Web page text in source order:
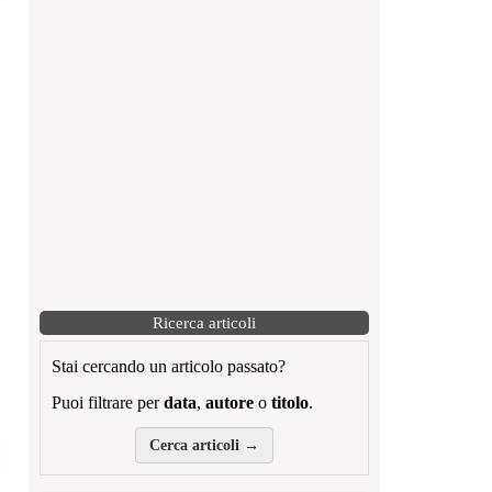
Ricerca articoli
Stai cercando un articolo passato?
Puoi filtrare perdata, autore o titolo.
Cerca articoli →